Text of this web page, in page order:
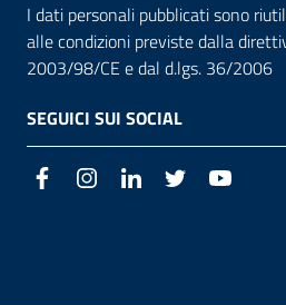
I dati personali pubblicati sono
alle condizioni previste dalla
2003/98/CE e dal d.lgs. 36/2006
SEGUICI SUI SOCIAL
FacebookInstagramLinkedIn Twitter